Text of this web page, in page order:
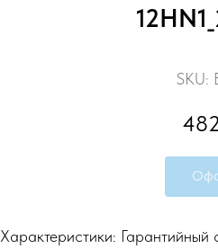
SKU:
Характеристики: